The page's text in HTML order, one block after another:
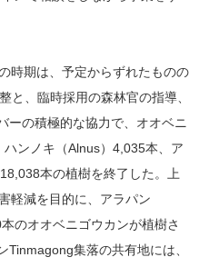
時期は、予定からずれたものの
と、臨時採用の森林官の指導、
ーの積極的な協力で、オオベニ
ンノキ（Alnus）4,035本、ア
本の植樹を終了した。上
軽減を目的に、アラパン
のオオベニゴウカンが植樹さ
集落の共有地には、